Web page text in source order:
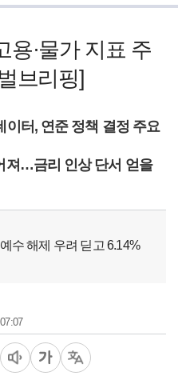
용·물가 지표 주
브리핑]
이터, 연준 정책 결정 주요
져…금리 인상 단서 얻을
수 해제 우려 딛고 6.14%